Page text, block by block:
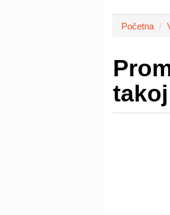
Početna